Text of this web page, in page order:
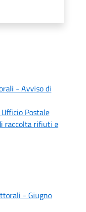
- Avviso di
Postale
raccolta rifiuti e
- Giugno